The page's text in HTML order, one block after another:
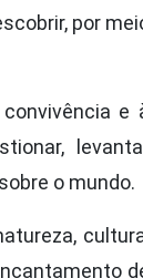
por
e
o mundo.